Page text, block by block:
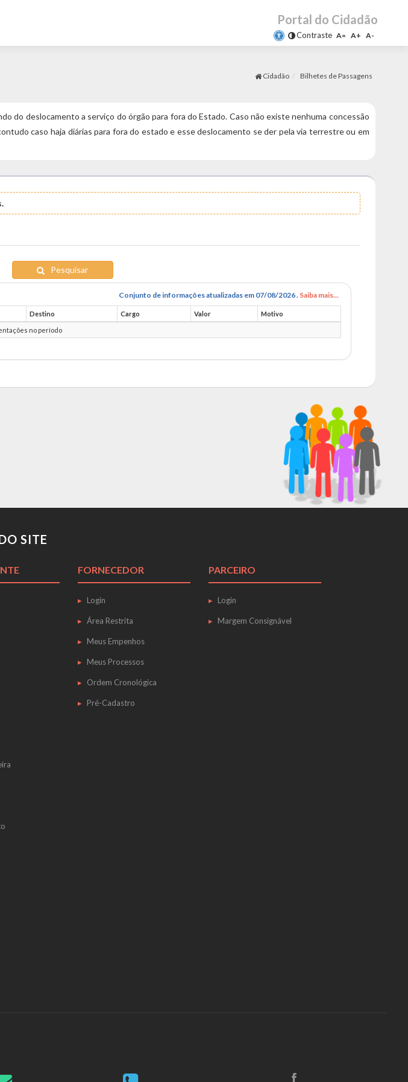
Portal do Cidadão
Contraste A= A+ A-
Cidadão Bilhetes de Passagens
do deslocamento a serviço do órgão para fora do Estado. Caso não existe nenhuma concessão
caso haja diárias para fora do estado e esse deslocamento se der pela via terrestre ou em
Pesquisar
Conjunto de informações atualizadas em 07/08/2026 . Saiba mais...
Destino Cargo Valor Motivo
no período
SITE
FORNECEDOR
Login
Área Restrita
Meus Empenhos
Meus Processos
Ordem Cronológica
Pré-Cadastro
PARCEIRO
Login
Margem Consignável